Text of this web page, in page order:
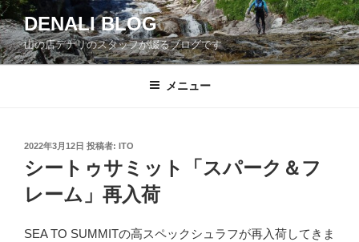
コ
ン
テ
ン
DENALI BLOG
山の店デナリのスタッフが綴るブログです
メニュー
投
稿
日:
2022年3月12日 投稿者: ITO
シートゥサミット「スパーク＆フ
レーム」再入荷
SEA TO SUMMITの高スペックシュラフが再入荷してきま